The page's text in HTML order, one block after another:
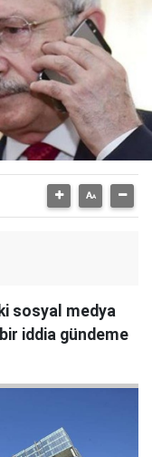
sosyal medya
iddia gündeme